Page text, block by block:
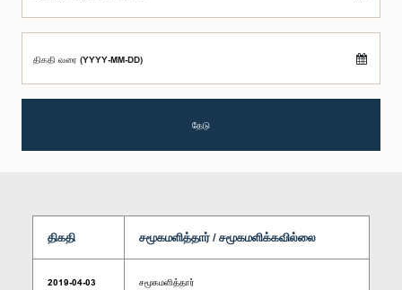
திகதி வரை (YYYY-MM-DD)
தேடு
திகதி சமூகமளித்தார் / சமூகமளிக்கவில்லை
2019-04-03 சமூகமளித்தார்